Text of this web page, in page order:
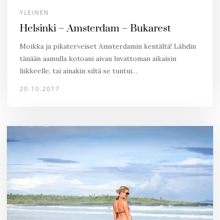
YLEINEN
Helsinki – Amsterdam – Bukarest
Moikka ja pikaterveiset Amsterdamin kentältä! Lähdin
tänään aamulla kotoani aivan luvattoman aikaisin
liikkeelle, tai ainakin siltä se tuntui…
20.10.2017